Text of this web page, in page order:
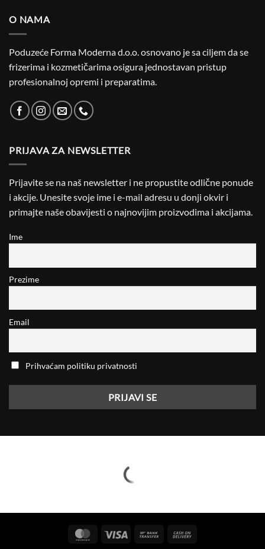
O NAMA
Poduzeće Forma Moderna d.o.o. osnovano je sa ciljem da se
frizerima i kozmetičarima osigura jednostavan pristup
profesionalnoj opremi i preparatima.
PRIJAVA ZA NEWSLETTER
Prijavite se na naš newsletter i ne propustite odlične ponude
i akcije. Unesite svoje ime i e-mail adresu u donji okvir i
primajte naše obavijesti o najnovijim proizvodima i akcijama.
Ime
Prezime
Email
Prihvaćam politiku privatnosti
MasterCardVisa
Bank